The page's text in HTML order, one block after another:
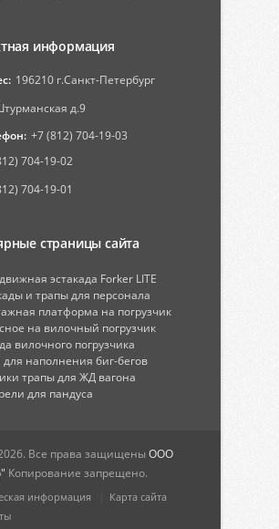
информация
196210 г.Санкт-Петербург
д.9
+7 (812) 704-19-03
704-19-02
704-19-01
страницы сайта
эстакада Forker LITE
и трапы для персонала
платформа на погрузчик
на вилочный погрузчик
вилочного погрузчика
наполнения биг-бегов
трапы для ЖД вагона
для пандуса
Все права защищены ООО
Копирование запрещено.
информация
Карта сайта